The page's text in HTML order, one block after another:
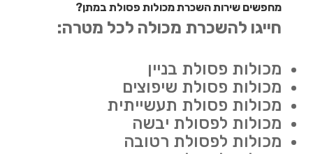
מחפשים שירות השכרת מכולות פסולת במתן?
חייגו להשכרת מכולה לכל מטרה:
מכולות פסולת בניין
מכולות פסולת שיפוצים
מכולות פסולת תעשייתית
מכולות לפסולת יבשה
מכולות לפסולת רטובה